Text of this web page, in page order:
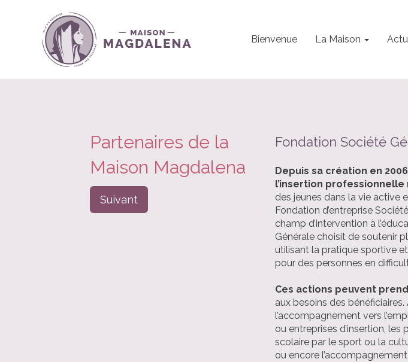
Bienvenue La Maison
Partenaires de la
Maison Magdalena
Suivant
Fondation Société
Depuis sa création en
l’insertion professionnelle
des jeunes dans la vie active
Fondation d’entreprise
champ d’intervention à
Générale choisit de soutenir
utilisant la pratique sportive
pour des personnes en
Ces actions peuvent
aux besoins des
l’accompagnement vers
ou entreprises d’insertion,
scolaire par le sport ou la
ou encore